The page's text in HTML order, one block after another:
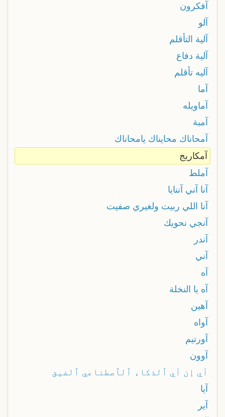
آفكرون
آلو
آلية التأقلم
آلية دفاع
آليه تأقلم
آما
آماويله
آمبة
آمحاناك محايناك يامحاناك
آمكاريج
آملط
آنا آني آننايا
آنا اللي ربيت ولغيري صفيت
آنجي نحويك
آندر
آني
آه
آه يا النخلة
آهين
آواه
آورتيم
آوون
آي إن آي ٱلذكاء ٱلٱصطناعي ٱلضيق
آيا
آير